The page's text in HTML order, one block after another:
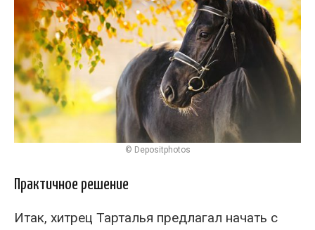
© Depositphotos
Практичное решение
Итак, хитрец Тарталья предлагал начать с